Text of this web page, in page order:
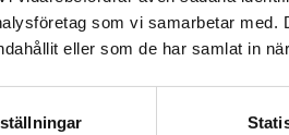
som vi samarbetar
eller som de har samlat in